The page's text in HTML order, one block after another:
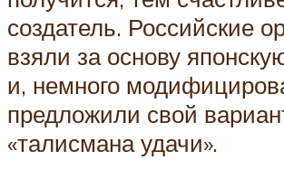
создатель. Российские
взяли за основу
и, немного
предложили свой
«талисмана удачи».